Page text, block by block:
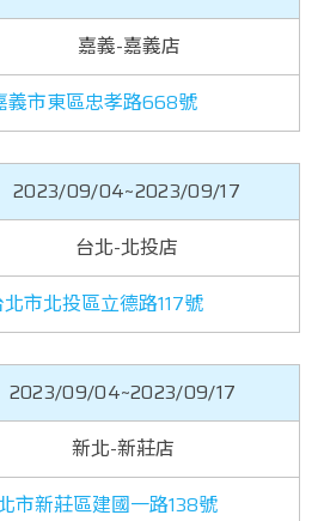
嘉義-嘉義店
義市東區忠孝路668號
2023/09/04~2023/09/17
台北-北投店
北市北投區立德路117號
2023/09/04~2023/09/17
新北-新莊店
市新莊區建國一路138號